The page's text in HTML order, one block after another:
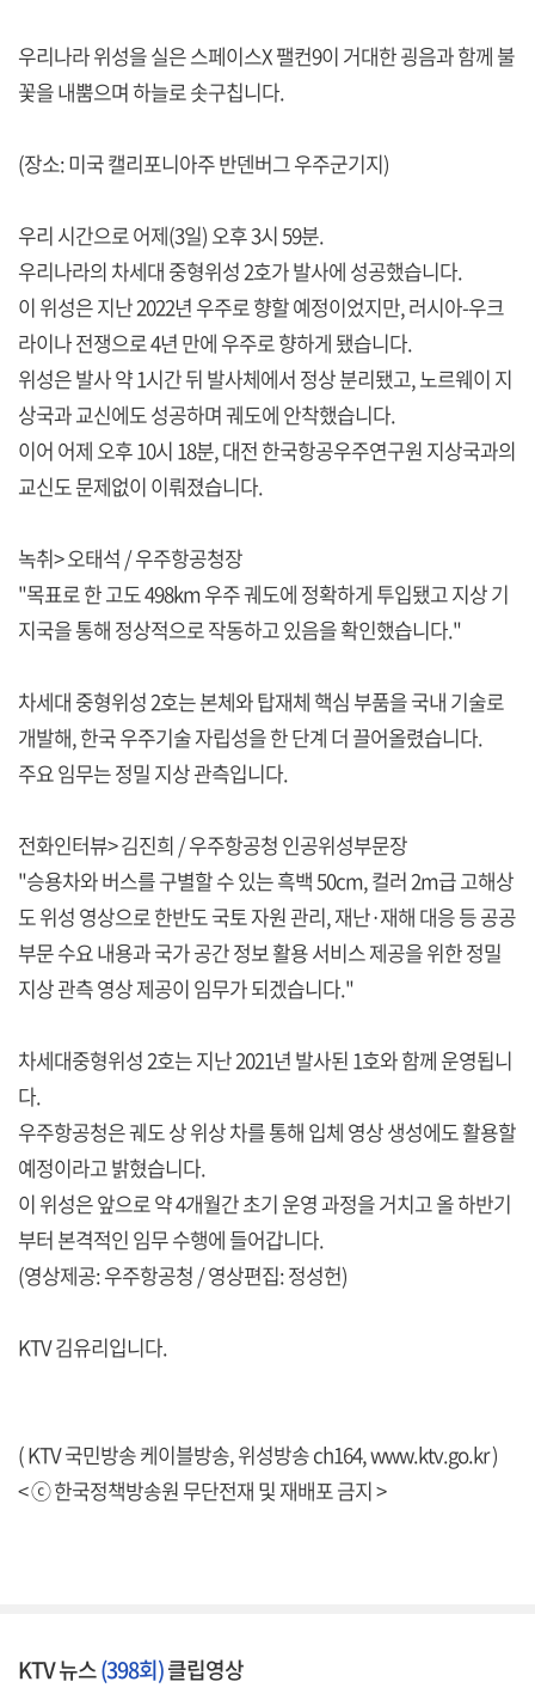
우리나라 위성을 실은 스페이스X 팰컨9이 거대한 굉음과 함께 불
꽃을 내뿜으며 하늘로 솟구칩니다.
(장소: 미국 캘리포니아주 반덴버그 우주군기지)
우리 시간으로 어제(3일) 오후 3시 59분.
우리나라의 차세대 중형위성 2호가 발사에 성공했습니다.
이 위성은 지난 2022년 우주로 향할 예정이었지만, 러시아-우크
라이나 전쟁으로 4년 만에 우주로 향하게 됐습니다.
위성은 발사 약 1시간 뒤 발사체에서 정상 분리됐고, 노르웨이 지
상국과 교신에도 성공하며 궤도에 안착했습니다.
이어 어제 오후 10시 18분, 대전 한국항공우주연구원 지상국과의
교신도 문제없이 이뤄졌습니다.
녹취> 오태석 / 우주항공청장
"목표로 한 고도 498km 우주 궤도에 정확하게 투입됐고 지상 기
지국을 통해 정상적으로 작동하고 있음을 확인했습니다."
차세대 중형위성 2호는 본체와 탑재체 핵심 부품을 국내 기술로
개발해, 한국 우주기술 자립성을 한 단계 더 끌어올렸습니다.
주요 임무는 정밀 지상 관측입니다.
전화인터뷰> 김진희 / 우주항공청 인공위성부문장
"승용차와 버스를 구별할 수 있는 흑백 50cm, 컬러 2m급 고해상
도 위성 영상으로 한반도 국토 자원 관리, 재난·재해 대응 등 공공
부문 수요 내용과 국가 공간 정보 활용 서비스 제공을 위한 정밀
지상 관측 영상 제공이 임무가 되겠습니다."
차세대중형위성 2호는 지난 2021년 발사된 1호와 함께 운영됩니
다.
우주항공청은 궤도 상 위상 차를 통해 입체 영상 생성에도 활용할
예정이라고 밝혔습니다.
이 위성은 앞으로 약 4개월간 초기 운영 과정을 거치고 올 하반기
부터 본격적인 임무 수행에 들어갑니다.
(영상제공: 우주항공청 / 영상편집: 정성헌)
KTV 김유리입니다.
( KTV 국민방송 케이블방송, 위성방송 ch164,www.ktv.go.kr)
< ⓒ 한국정책방송원 무단전재 및 재배포 금지 >
KTV 뉴스(398회)클립영상